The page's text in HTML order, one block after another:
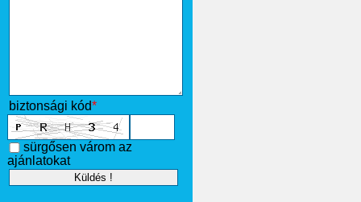
biztonsági kód*
sürgősen várom az
ajánlatokat